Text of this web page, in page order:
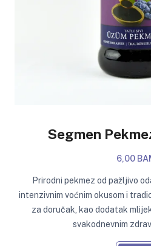
Segmen
6,00
Prirodni pekmez od pažljivo
intenzivnim voćnim okusom i
za doručak, kao dodatak
svakodnevnim